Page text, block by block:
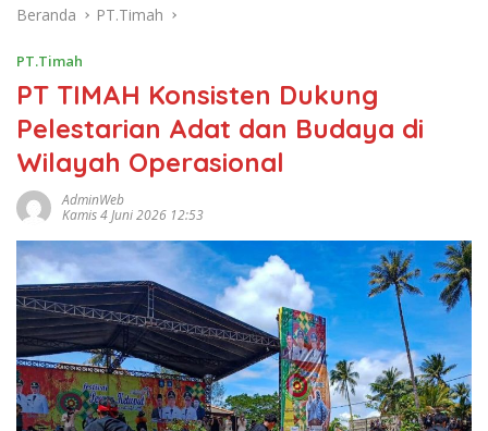
Beranda PT.Timah
PT.Timah
PT TIMAH Konsisten Dukung
Pelestarian Adat dan Budaya di
Wilayah Operasional
AdminWeb
Kamis 4 Juni 2026 12:53